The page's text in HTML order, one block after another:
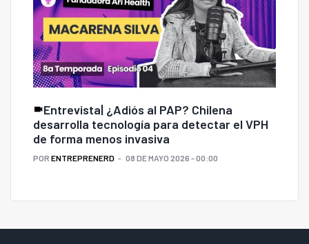
Entrevista| ¿Adiós al PAP? Chilena
desarrolla tecnología para detectar el VPH
de forma menos invasiva
POR ENTREPRENERD 08 DE MAYO 2026 - 00:00